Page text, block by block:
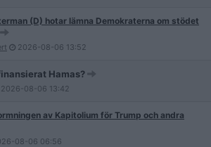
(D) hotar lämna Demokraterna om stödet
2026-08-06 13:52
Hamas?
2026-08-06 13:42
av Kapitolium för Trump och andra
08-06 06:56